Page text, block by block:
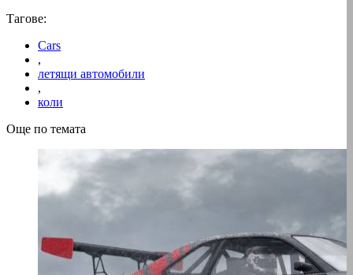
Тагове:
Cars
,
летящи автомобили
,
коли
Още по темата